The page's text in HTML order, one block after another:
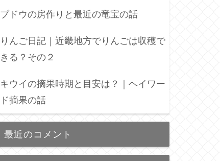
ブドウの房作りと最近の竜宝の話
りんご日記｜近畿地方でりんごは収穫で
きる？その２
キウイの摘果時期と目安は？｜ヘイワー
ド摘果の話
最近のコメント